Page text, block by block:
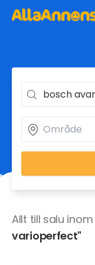
Allt till salu inom
varioperfect"